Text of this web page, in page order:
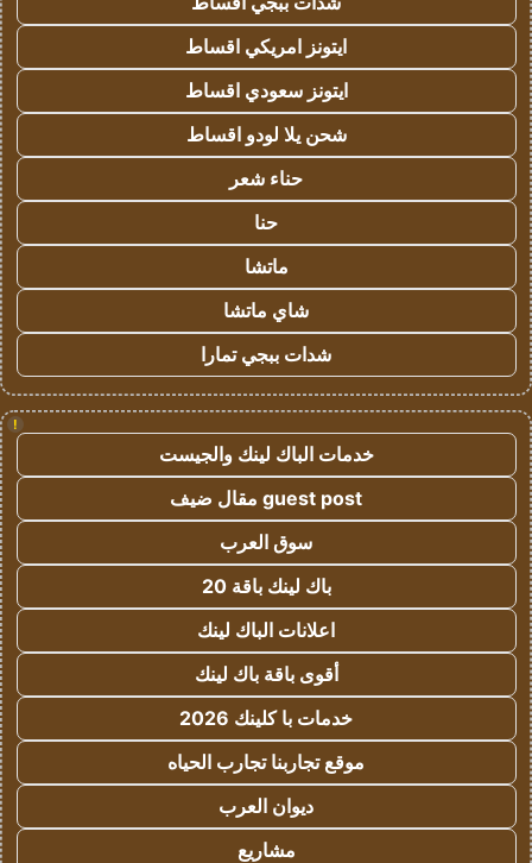
ايتونز امريكي اقساط
ايتونز سعودي اقساط
شحن يلا لودو اقساط
حناء شعر
حنا
ماتشا
شاي ماتشا
شدات ببجي تمارا
!
خدمات الباك لينك والجيست
guest post مقال ضيف
سوق العرب
باك لينك باقة 20
اعلانات الباك لينك
أقوى باقة باك لينك
خدمات با كلينك 2026
موقع تجاربنا تجارب الحياه
ديوان العرب
مشاريع